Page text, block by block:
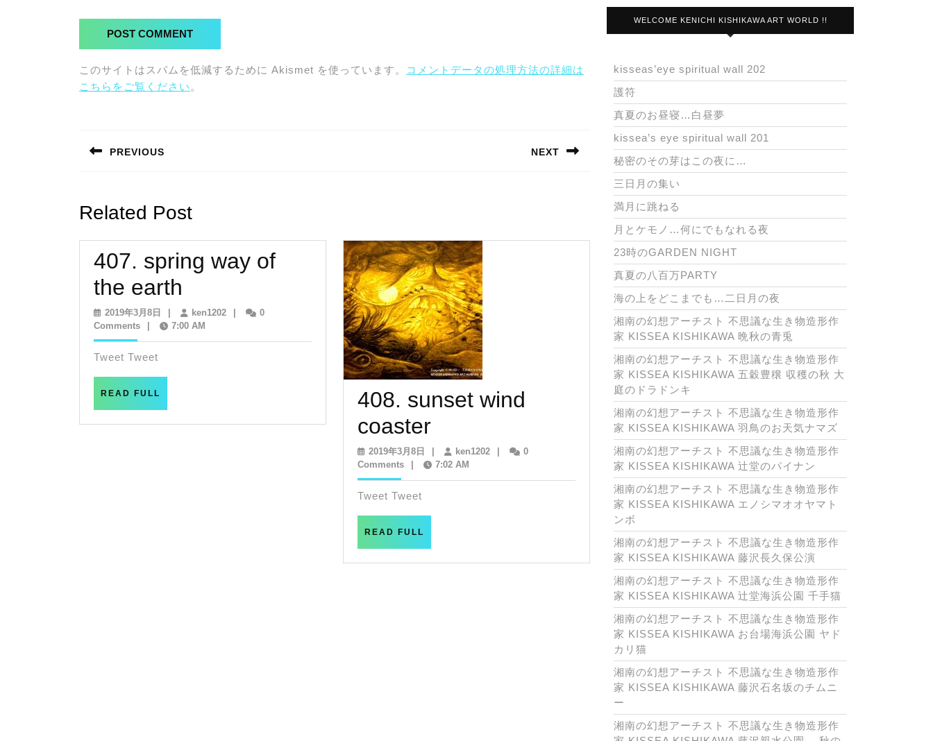
このサイトはスパムを低減するために Akismet を使っています。
コメントデータの処理方法の詳細は
こちらをご覧ください 。
稿
ゲ
ー
シ
ョ
ン
PREVIOUS NEXT
Related Post
407. spring way of
the earth
spring
way
earth
2019年3月8日
2019
年
日
ken1202ken12020
Comments
7:00 AM
Tweet Tweet
READ FULL
408. sunset wind
coaster408.
sunset
wind
2019年3月8日
2019
年
日
ken1202ken12020
Comments
7:02 AM
Tweet Tweet
READ FULL
WELCOME KENICHI KISHIKAWA ART WORLD !!
kisseas’eye spiritual wall 202
護符
真夏のお昼寝…白昼夢
kissea’s eye spiritual wall 201
秘密のその芽はこの夜に…
三日月の集い
満月に跳ねる
月とケモノ…何にでもなれる夜
23時のGARDEN NIGHT
真夏の八百万PARTY
海の上をどこまでも…二日月の夜
湘南の幻想アーチスト 不思議な生き物造形作
家 KISSEA KISHIKAWA 晩秋の青兎
湘南の幻想アーチスト 不思議な生き物造形作
家 KISSEA KISHIKAWA 五穀豊穣 収穫の秋 大
庭のドラドンキ
湘南の幻想アーチスト 不思議な生き物造形作
家 KISSEA KISHIKAWA 羽鳥のお天気ナマズ
湘南の幻想アーチスト 不思議な生き物造形作
家 KISSEA KISHIKAWA 辻堂のパイナン
湘南の幻想アーチスト 不思議な生き物造形作
家 KISSEA KISHIKAWA エノシマオオヤマト
ンボ
湘南の幻想アーチスト 不思議な生き物造形作
家 KISSEA KISHIKAWA 藤沢長久保公演
湘南の幻想アーチスト 不思議な生き物造形作
家 KISSEA KISHIKAWA 辻堂海浜公園 千手猫
湘南の幻想アーチスト 不思議な生き物造形作
家 KISSEA KISHIKAWA お台場海浜公園 ヤド
カリ猫
湘南の幻想アーチスト 不思議な生き物造形作
家 KISSEA KISHIKAWA 藤沢石名坂のチムニ
ー
湘南の幻想アーチスト 不思議な生き物造形作